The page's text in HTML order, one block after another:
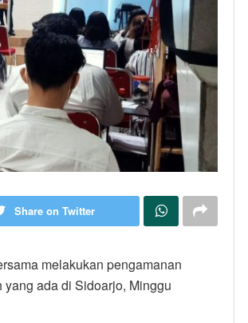
Share on Twitter
melakukan pengamanan
ada di Sidoarjo, Minggu